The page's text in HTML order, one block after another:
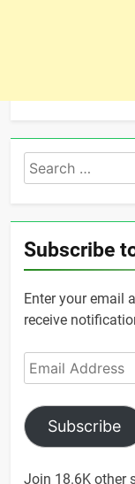
Search
for:
Subscribe
Enter your email
receive
Email
Address
Subscribe
Join 18.6K other